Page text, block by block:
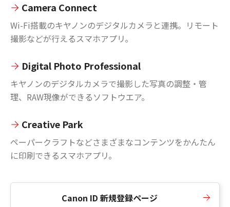
Camera Connect
Wi-Fi搭載のキヤノンのデジタルカメラと連携。リモート
撮影などが行えるスマホアプリ。
Digital Photo Professional
キヤノンのデジタルカメラで撮影した写真の調整・管
理、RAW現像ができるソフトウエア。
Creative Park
ペーパークラフトなどさまざまなコンテンツをかんたん
に印刷できるスマホアプリ。
Canon ID 新規登録ページ